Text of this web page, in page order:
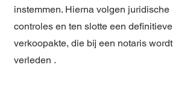
instemmen. Hierna volgen juridische
controles en ten slotte een definitieve
verkoopakte, die bij een notaris wordt
verleden .